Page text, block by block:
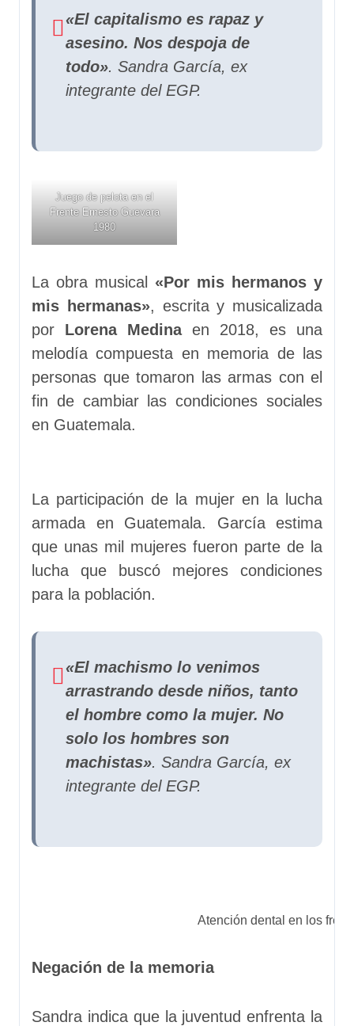
«El capitalismo es rapaz y
asesino. Nos despoja de
todo». Sandra García, ex
integrante del EGP.
Juego de pelota en el
Frente Ernesto Guevara
1980
La obra musical «Por mis hermanos y
mis hermanas», escrita y musicalizada
por Lorena Medinaen 2018, es una
melodía compuesta en memoria de las
personas que tomaron las armas con el
fin de cambiar las condiciones sociales
en Guatemala.
La participación de la mujer en la lucha
armada en Guatemala. García estima
que unas mil mujeres fueron parte de la
lucha que buscó mejores condiciones
para la población.
«El machismo lo venimos
arrastrando desde niños, tanto
el hombre como la mujer. No
solo los hombres son
machistas». Sandra García, ex
integrante del EGP.
Atención dental en los
Negación de la memoria
Sandra indica que la juventud enfrenta la